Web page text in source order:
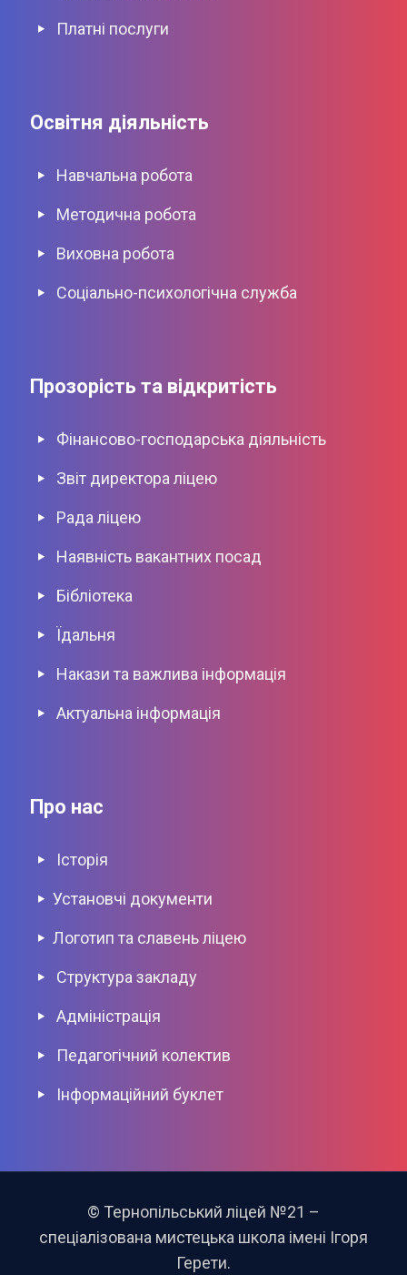
Платні послуги
Освітня діяльність
Навчальна робота
Методична робота
Виховна роботa
Соціально-психологічна служба
Прозорість та відкритість
Фінансово-господарська діяльність
Звіт директора ліцею
Рада ліцею
Наявніcть вакантних посад
Бібліотека
Їдальня
Накази та важлива інформація
Актуальна інформація
Про нас
Історія
Установчі документи
Логотип та славень ліцею
Структура закладу
Адміністрація
Педагогічний колектив
Інформаційний буклет
© Тернопільський ліцей №21 –
спеціалізована мистецька школа імені Ігоря
Герети.